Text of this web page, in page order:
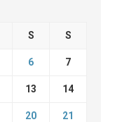
S S
6 7
13 14
20 21